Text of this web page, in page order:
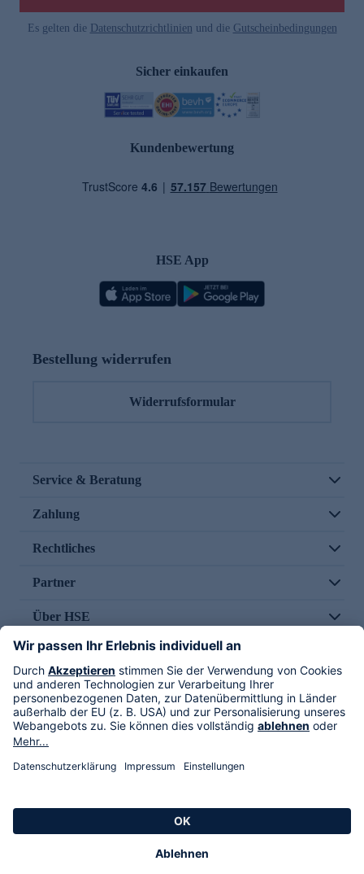
Es gelten die Datenschutzrichtlinien und die Gutscheinbedingungen
Sicher einkaufen
Kundenbewertung
HSE App
Bestellung widerrufen
Widerrufsformular
Service & Beratung
Zahlung
Rechtliches
Partner
Über HSE
Im TV
HSE International